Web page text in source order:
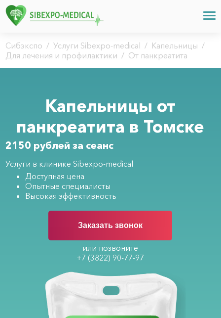
Сибэкспо / Услуги Sibexpo-medical / Капельницы /
Для лечения и профилактики / От панкреатита
Капельницы от
панкреатита в Томске
2150 рублей за сеанс
Услуги в клинике Sibexpo-medical
Доступная цена
Опытные специалисты
Высокая эффективность
Заказать звонок
или позвоните
+7 (3822) 90-77-97